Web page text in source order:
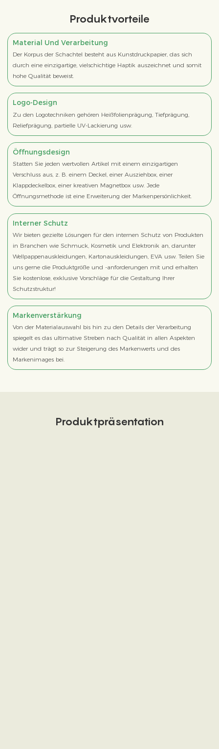
Produktvorteile
Material Und Verarbeitung
Der Korpus der Schachtel besteht aus Kunstdruckpapier, das sich
durch eine einzigartige, vielschichtige Haptik auszeichnet und somit
hohe Qualität beweist.
Logo-Design
Zu den Logotechniken gehören Heißfolienprägung, Tiefprägung,
Reliefprägung, partielle UV-Lackierung usw.
Öffnungsdesign
Statten Sie jeden wertvollen Artikel mit einem einzigartigen
Verschluss aus, z. B. einem Deckel, einer Ausziehbox, einer
Klappdeckelbox, einer kreativen Magnetbox usw. Jede
Öffnungsmethode ist eine Erweiterung der Markenpersönlichkeit.
Interner Schutz
Wir bieten gezielte Lösungen für den internen Schutz von Produkten
in Branchen wie Schmuck, Kosmetik und Elektronik an, darunter
Wellpappenauskleidungen, Kartonauskleidungen, EVA usw. Teilen Sie
uns gerne die Produktgröße und -anforderungen mit und erhalten
Sie kostenlose, exklusive Vorschläge für die Gestaltung Ihrer
Schutzstruktur!
Markenverstärkung
Von der Materialauswahl bis hin zu den Details der Verarbeitung
spiegelt es das ultimative Streben nach Qualität in allen Aspekten
wider und trägt so zur Steigerung des Markenwerts und des
Markenimages bei.
Produktpräsentation